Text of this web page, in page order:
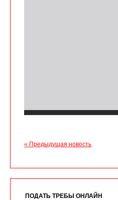
« Предыдущая новость
ПОДАТЬ ТРЕБЫ ОНЛАЙН